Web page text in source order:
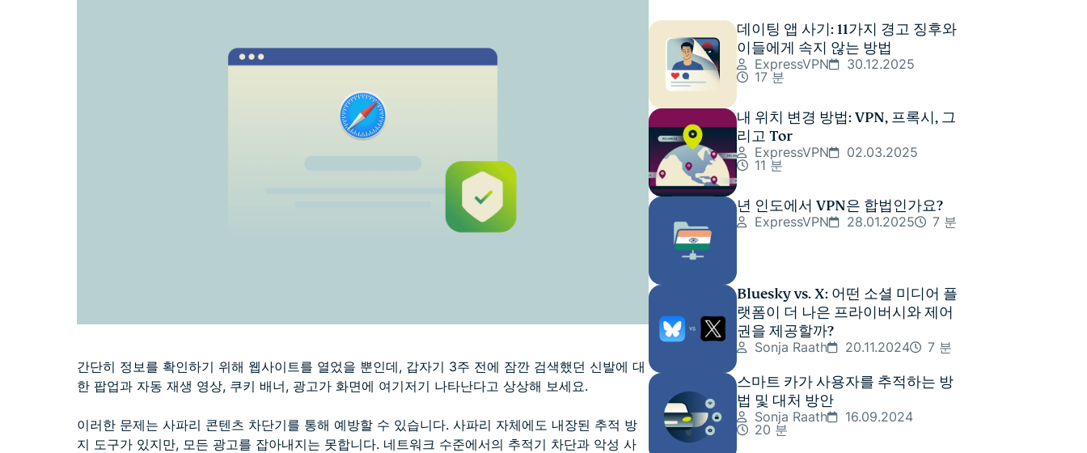
간단히 정보를 확인하기 위해 웹사이트를 열었을 뿐인데, 갑자기 3주 전에 잠깐 검색했던 신발에 대
한 팝업과 자동 재생 영상, 쿠키 배너, 광고가 화면에 여기저기 나타난다고 상상해 보세요.
이러한 문제는 사파리 콘텐츠 차단기를 통해 예방할 수 있습니다. 사파리 자체에도 내장된 추적 방
지 도구가 있지만, 모든 광고를 잡아내지는 못합니다. 네트워크 수준에서의 추적기 차단과 악성 사
데이팅 앱 사기: 11가지 경고 징후와
이들에게 속지 않는 방법
ExpressVPN
30.12.2025
17 분
내 위치 변경 방법: VPN, 프록시, 그
리고 Tor
ExpressVPN
02.03.2025
11 분
년 인도에서 VPN은 합법인가요?
ExpressVPN 28.01.2025 7 분
Bluesky vs. X: 어떤 소셜 미디어 플
랫폼이 더 나은 프라이버시와 제어
권을 제공할까?
Sonja Raath 20.11.2024 7 분
스마트 카가 사용자를 추적하는 방
법 및 대처 방안
Sonja Raath
16.09.2024
20 분